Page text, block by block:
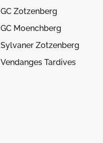
GC Zotzenberg
GC Moenchberg
Sylvaner Zotzenberg
Vendanges Tardives